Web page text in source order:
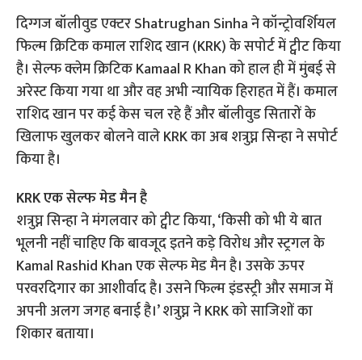
दिग्गज बॉलीवुड एक्टर Shatrughan Sinha ने कॉन्ट्रोवर्शियल
फिल्म क्रिटिक कमाल राशिद खान (KRK) के सपोर्ट में ट्वीट किया
है। सेल्फ क्लेम क्रिटिक Kamaal R Khan को हाल ही में मुंबई से
अरेस्ट किया गया था और वह अभी न्यायिक हिराहत में हैं। कमाल
राशिद खान पर कई केस चल रहे हैं और बॉलीवुड सितारों के
खिलाफ खुलकर बोलने वाले KRK का अब शत्रुघ्न सिन्हा ने सपोर्ट
किया है।
KRK एक सेल्फ मेड मैन है
शत्रुघ्न सिन्हा ने मंगलवार को ट्वीट किया, ‘किसी को भी ये बात
भूलनी नहीं चाहिए कि बावजूद इतने कड़े विरोध और स्ट्रगल के
Kamal Rashid Khan एक सेल्फ मेड मैन है। उसके ऊपर
परवरदिगार का आशीर्वाद है। उसने फिल्म इंडस्ट्री और समाज में
अपनी अलग जगह बनाई है।’ शत्रुघ्न ने KRK को साजिशों का
शिकार बताया।